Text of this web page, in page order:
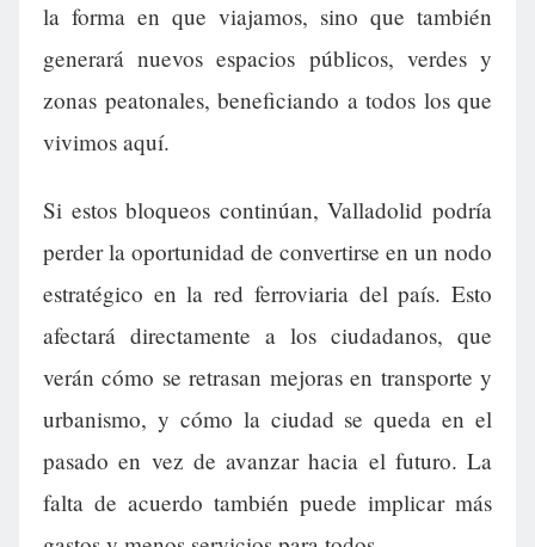
la forma en que viajamos, sino que también
generará nuevos espacios públicos, verdes y
zonas peatonales, beneficiando a todos los que
vivimos aquí.
Si estos bloqueos continúan, Valladolid podría
perder la oportunidad de convertirse en un nodo
estratégico en la red ferroviaria del país. Esto
afectará directamente a los ciudadanos, que
verán cómo se retrasan mejoras en transporte y
urbanismo, y cómo la ciudad se queda en el
pasado en vez de avanzar hacia el futuro. La
falta de acuerdo también puede implicar más